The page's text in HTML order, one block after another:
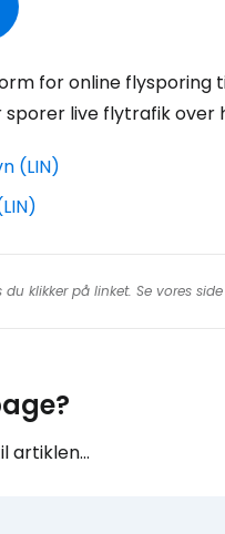
for online flysporing
live flytrafik over
(LIN)
klikker på linket. Se vores
artiklen...